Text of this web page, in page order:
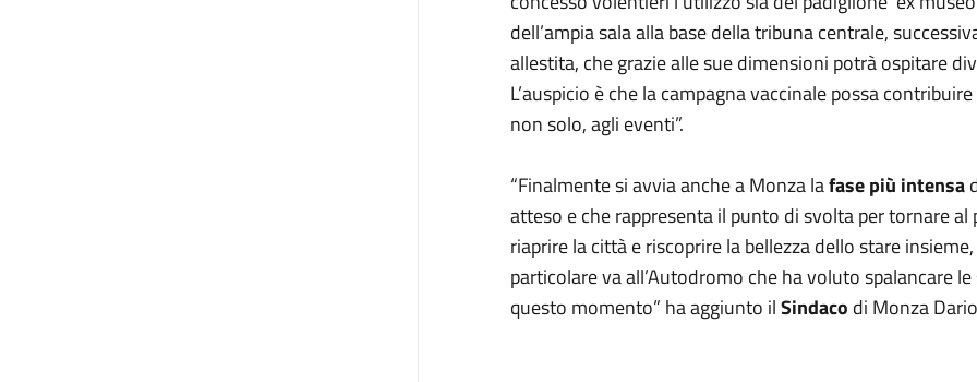
dell’ampia sala alla base della tribuna centrale,
allestita, che grazie alle sue dimensioni potrà ospitare
L’auspicio è che la campagna vaccinale possa
non solo, agli eventi”.
“Finalmente si avvia anche a Monza lafase più intensa
atteso e che rappresenta il punto di svolta per tornare
riaprire la città e riscoprire la bellezza dello stare
particolare va all’Autodromo che ha voluto spalancare
questo momento” ha aggiunto ilSindaco di Monza Dario